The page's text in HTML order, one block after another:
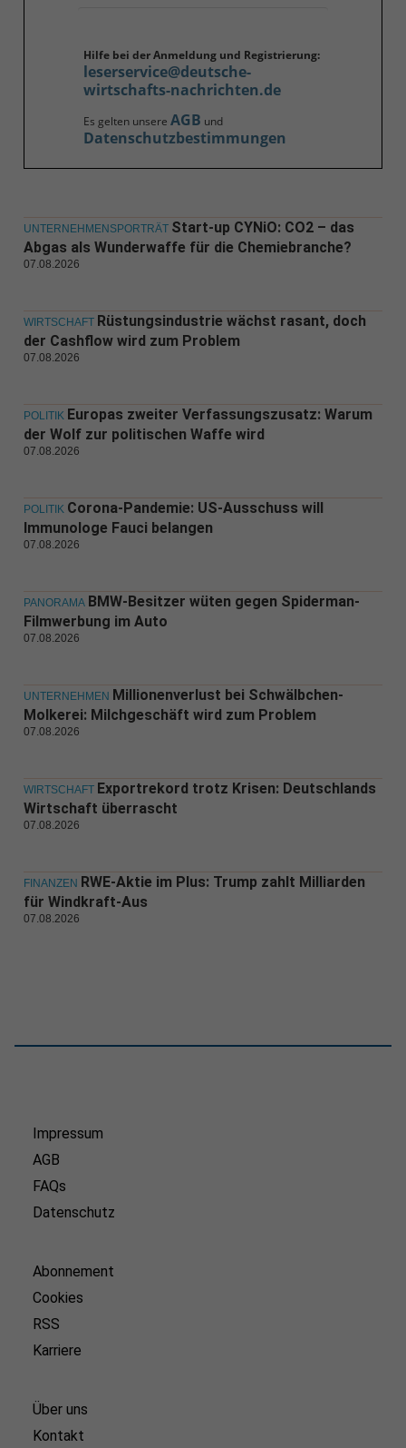
Hilfe bei der Anmeldung und Registrierung:
leserservice@deutsche-
wirtschafts-nachrichten.de
Es gelten unsere AGB und
Datenschutzbestimmungen
UNTERNEHMENSPORTRÄT Start-up CYNiO: CO2 – das
Abgas als Wunderwaffe für die Chemiebranche?
07.08.2026
WIRTSCHAFT Rüstungsindustrie wächst rasant, doch
der Cashflow wird zum Problem
07.08.2026
POLITIK Europas zweiter Verfassungszusatz: Warum
der Wolf zur politischen Waffe wird
07.08.2026
POLITIK Corona-Pandemie: US-Ausschuss will
Immunologe Fauci belangen
07.08.2026
PANORAMA BMW-Besitzer wüten gegen Spiderman-
Filmwerbung im Auto
07.08.2026
UNTERNEHMEN Millionenverlust bei Schwälbchen-
Molkerei: Milchgeschäft wird zum Problem
07.08.2026
WIRTSCHAFT Exportrekord trotz Krisen: Deutschlands
Wirtschaft überrascht
07.08.2026
FINANZEN RWE-Aktie im Plus: Trump zahlt Milliarden
für Windkraft-Aus
07.08.2026
Impressum
AGB
FAQs
Datenschutz
Abonnement
Cookies
RSS
Karriere
Über uns
Kontakt